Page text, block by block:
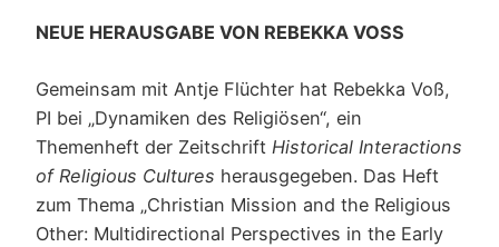
NEUE HERAUSGABE VON REBEKKA VOSS
Gemeinsam mit Antje Flüchter hat Rebekka Voß,
PI bei „Dynamiken des Religiösen“, ein
Themenheft der Zeitschrift Historical Interactions
of Religious Cultures herausgegeben. Das Heft
zum Thema „Christian Mission and the Religious
Other: Multidirectional Perspectives in the Early